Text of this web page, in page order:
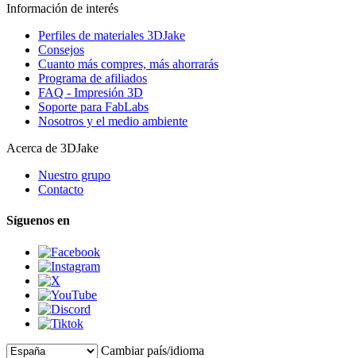
Información de interés
Perfiles de materiales 3DJake
Consejos
Cuanto más compres, más ahorrarás
Programa de afiliados
FAQ - Impresión 3D
Soporte para FabLabs
Nosotros y el medio ambiente
Acerca de 3DJake
Nuestro grupo
Contacto
Síguenos en
Cambiar país/idioma